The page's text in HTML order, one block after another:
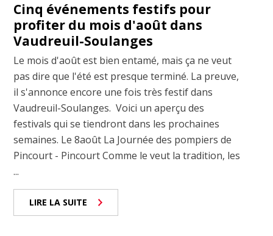
Cinq événements festifs pour
profiter du mois d'août dans
Vaudreuil-Soulanges
Le mois d'août est bien entamé, mais ça ne veut
pas dire que l'été est presque terminé. La preuve,
il s'annonce encore une fois très festif dans
Vaudreuil-Soulanges. Voici un aperçu des
festivals qui se tiendront dans les prochaines
semaines. Le 8août La Journée des pompiers de
Pincourt - Pincourt Comme le veut la tradition, les
...
LIRE LA SUITE